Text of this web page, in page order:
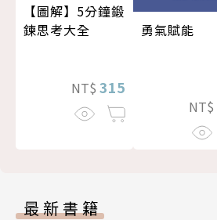
【圖解】5分鐘鍛
鍊思考大全
NT$ 315
勇氣賦能
NT$
最新書籍